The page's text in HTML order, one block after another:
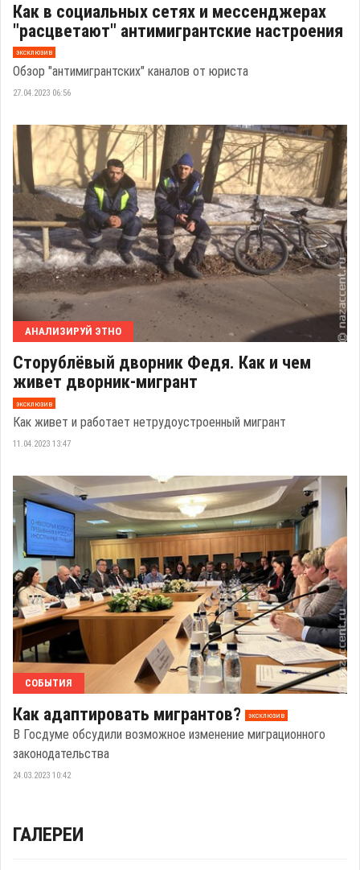
Как в социальных сетях и мессенджерах
"расцветают" антимигрантские настроения
эксклюзив
Обзор "антимигрантских" каналов от юриста
27.04.2023 06:56
АНАЛИЗИРУЙ ЭТНО
Сторублёвый дворник Федя. Как и чем
живет дворник-мигрант
эксклюзив
Как живет и работает нетрудоустроенный мигрант
11.04.2023 13:47
СОБЫТИЯ
Как адаптировать мигрантов? эксклюзив
В Госдуме обсудили возможное изменение миграционного
законодательства
24.03.2023 10:42
ГАЛЕРЕИ